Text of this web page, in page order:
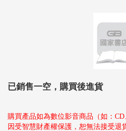
已銷售一空，購買後進貨
購買產品如為數位影音商品（如：
因受智慧財產權保護，恕無法接受退